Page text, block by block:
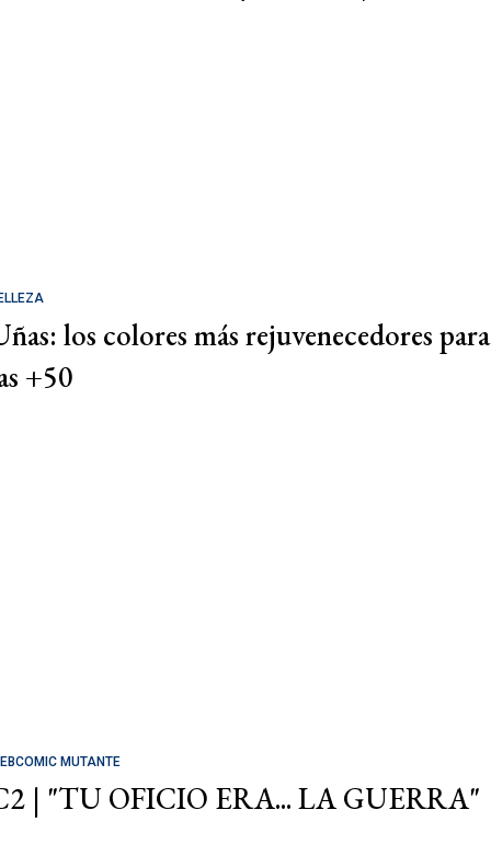
los colores más rejuvenecedores para
+50
MUTANTE
| "TU OFICIO ERA... LA GUERRA"